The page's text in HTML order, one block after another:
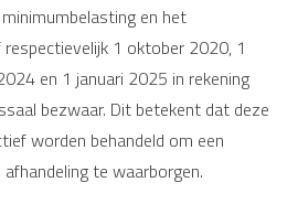
en het
1 oktober 2020, 1
en 1 januari 2025 in rekening
bezwaar. Dit betekent dat deze
worden behandeld om een
te waarborgen.